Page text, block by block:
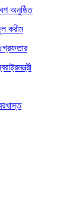
অনুষ্ঠিত
করীম